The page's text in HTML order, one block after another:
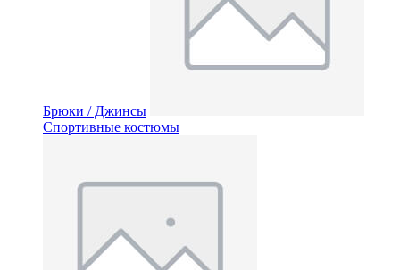
Брюки / Джинсы
Спортивные костюмы